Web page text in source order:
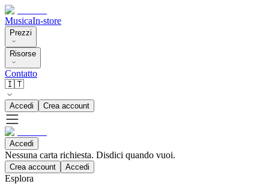
MusicaIn-store
Prezzi
Risorse
Contatto
🇮🇹
Accedi Crea account
Accedi
Nessuna carta richiesta. Disdici quando vuoi.
Crea account Accedi
Esplora